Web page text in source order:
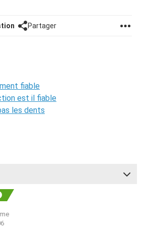
Partager
fiable
est il fiable
les dents